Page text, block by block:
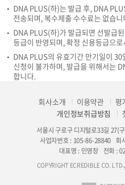
DNA PLUS(하)는 발급 후, DNA
전송되며, 복수제출 수수료는 없습니
DNA PLUS(하)가 발급되면 선발급
등급이 반영되며, 확정 신용등급으
DNA PLUS의 유효기간 만기일이
신청이 불가하며, 발급을 위해서는
합니다.
회사소개 이용약관
평
개인정보취급방침
서울시 구로구 디지털로33길 27(
사업자번호 : 105-86-28840 회
대표명 : 민영창 전화 :
COPYRIGHT ECREDIBLE CO.